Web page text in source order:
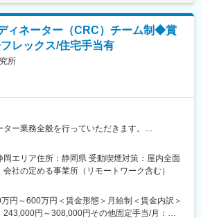
あり、手厚いフォロー体制があります。
を採用し、継続研修を充実させることで常に新
け、スキルアップできる環境を用意していま
：
経験を積むことや、スペシャリストとして特定
的な経験を積んでいくことも可能です。
垣根を超えCRCからSMAやCRAへのキャリアチ
こえ新たなキャリアにチャレンジされている
の定める業務
決まっており、同期入社者とともに2週間弱本
行います。会社のことや業務を遂行する上で必
で座学やロープレを交えながら学んでいきま
に配属され業務を引継ぎながらOJT担当者と
行するなど、徐々に業務を慣れていきます。
クシートを用いながら習熟度を測り、1年程度
てるようになります。その後も定期的に中途入
ローを行う体制が整っています。
常は1人で業務にあたることが多いですが、困
族の急な体調不良や突発休の場合にも周囲が代
る風土があり、チームワークが強みです。
性比率は63.6%、日経ウーマンの女性が活躍す
用度（2019年）」でも5位にランクインし、ラ
ィネーター（CRC）チーム制◆賞
レックス/住宅手当有
所
ー業務全般を行っていただきます。
リング対応・各種書類の管理補助
・プロジェクトに携わり、幅広い経験が積め
岡エリア住所：静岡県 受動喫煙対策：屋内全面
社の定める事業所（リモートワーク含む）
円～600万円＜賃金形態＞月給制＜賃金内訳＞
243,000円～308,000円その他固定手当/月：